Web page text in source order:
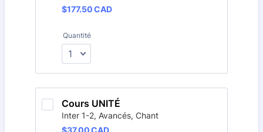
$177.50 CAD
$177.50CAD
Quantité
Cours UNITÉ
Inter 1-2, Avancés, Chant
$37.00 CAD
$37.00CAD